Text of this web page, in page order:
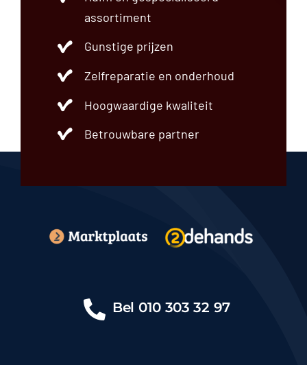
assortiment
Gunstige prijzen
Zelfreparatie en onderhoud
Hoogwaardige kwaliteit
Betrouwbare partner
Bel 010 303 32 97